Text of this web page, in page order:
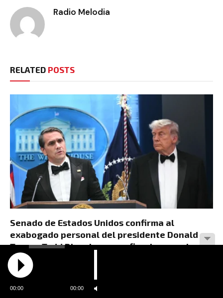
Radio Melodia
RELATED POSTS
Senado de Estados Unidos confirma al
exabogado personal del presidente Donald
Trump, Todd Blanche, como fiscal general
AGOSTO 8, 2026
00:00 00:00